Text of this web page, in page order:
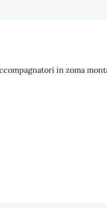
in zoma